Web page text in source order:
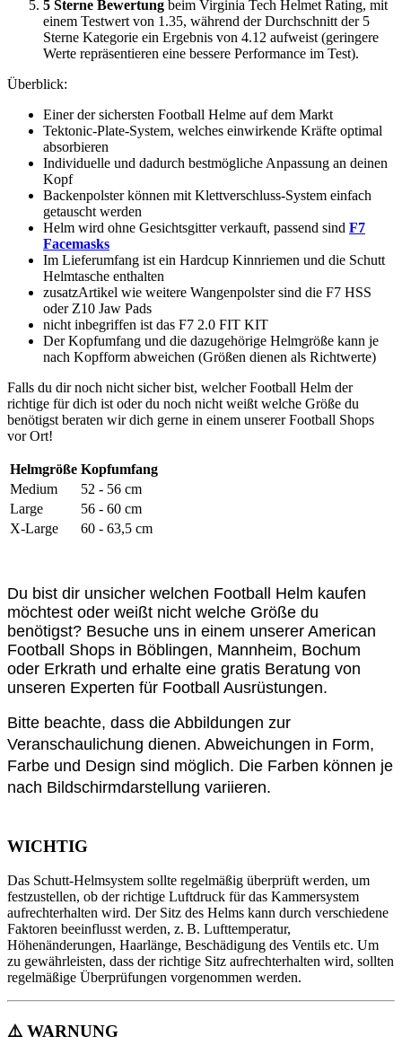
5 Sterne Bewertung beim Virginia Tech Helmet Rating, mit
einem Testwert von 1.35, während der Durchschnitt der 5
Sterne Kategorie ein Ergebnis von 4.12 aufweist (geringere
Werte repräsentieren eine bessere Performance im Test).
Überblick:
Einer der sichersten Football Helme auf dem Markt
Tektonic-Plate-System, welches einwirkende Kräfte optimal
absorbieren
Individuelle und dadurch bestmögliche Anpassung an deinen
Kopf
Backenpolster können mit Klettverschluss-System einfach
getauscht werden
Helm wird ohne Gesichtsgitter verkauft, passend sind F7
Facemasks
Im Lieferumfang ist ein Hardcup Kinnriemen und die Schutt
Helmtasche enthalten
zusatzArtikel wie weitere Wangenpolster sind die F7 HSS
oder Z10 Jaw Pads
nicht inbegriffen ist das F7 2.0 FIT KIT
Der Kopfumfang und die dazugehörige Helmgröße kann je
nach Kopfform abweichen (Größen dienen als Richtwerte)
Falls du dir noch nicht sicher bist, welcher Football Helm der
richtige für dich ist oder du noch nicht weißt welche Größe du
benötigst beraten wir dich gerne in einem unserer Football Shops
vor Ort!
Helmgröße Kopfumfang
Medium
52 - 56 cm
Large
56 - 60 cm
X-Large
60 - 63,5 cm
Du bist dir unsicher welchen Football Helm kaufen
möchtest oder weißt nicht welche Größe du
benötigst? Besuche uns in einem unserer American
Football Shops in Böblingen, Mannheim, Bochum
oder Erkrath und erhalte eine gratis Beratung von
unseren Experten für Football Ausrüstungen.
Bitte beachte, dass die Abbildungen zur
Veranschaulichung dienen. Abweichungen in Form,
Farbe und Design sind möglich. Die Farben können je
nach Bildschirmdarstellung variieren.
WICHTIG
Das Schutt-Helmsystem sollte regelmäßig überprüft werden, um
festzustellen, ob der richtige Luftdruck für das Kammersystem
aufrechterhalten wird. Der Sitz des Helms kann durch verschiedene
Faktoren beeinflusst werden, z. B. Lufttemperatur,
Höhenänderungen, Haarlänge, Beschädigung des Ventils etc. Um
zu gewährleisten, dass der richtige Sitz aufrechterhalten wird, sollten
regelmäßige Überprüfungen vorgenommen werden.
⚠️ WARNUNG